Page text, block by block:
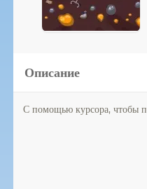
Описание
С помощью курсора, чтобы